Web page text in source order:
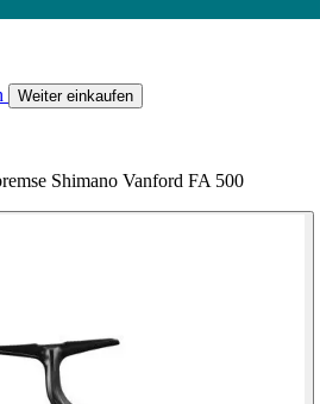
Weiter einkaufen
Shimano Vanford FA 500